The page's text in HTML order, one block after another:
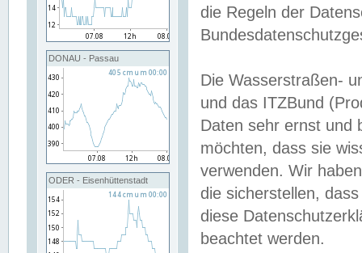
DONAU - Passau
ODER - Eisenhüttenstadt
die Regeln der
Die Wasserstraßen-
und das ITZBund
Daten sehr ernst und
möchten, dass sie
verwenden. Wir
die sicherstellen,
diese
beachtet werden.